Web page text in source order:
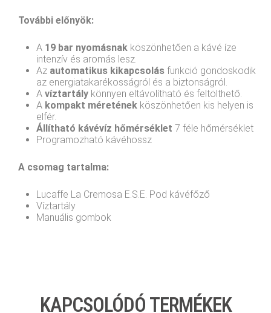
További előnyök:
A 19 bar nyomásnak köszönhetően a kávé íze
intenzív és aromás lesz.
Az automatikus kikapcsolás funkció gondoskodik
az energiatakarékosságról és a biztonságról.
A víztartály könnyen eltávolítható és feltölthető.
A kompakt méretének köszönhetően kis helyen is
elfér.
Állítható kávévíz hőmérséklet 7 féle hőmérséklet
Programozható kávéhossz
A csomag tartalma:
Lucaffe La Cremosa E.S.E. Pod kávéfőző
Víztartály
Manuális gombok
KAPCSOLÓDÓ TERMÉKEK